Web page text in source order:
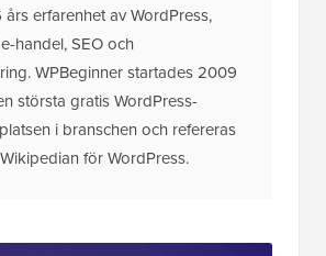
års erfarenhet av WordPress,
handel, SEO och
WPBeginner startades 2009
största gratis WordPress-
i branschen och refereras
för WordPress.